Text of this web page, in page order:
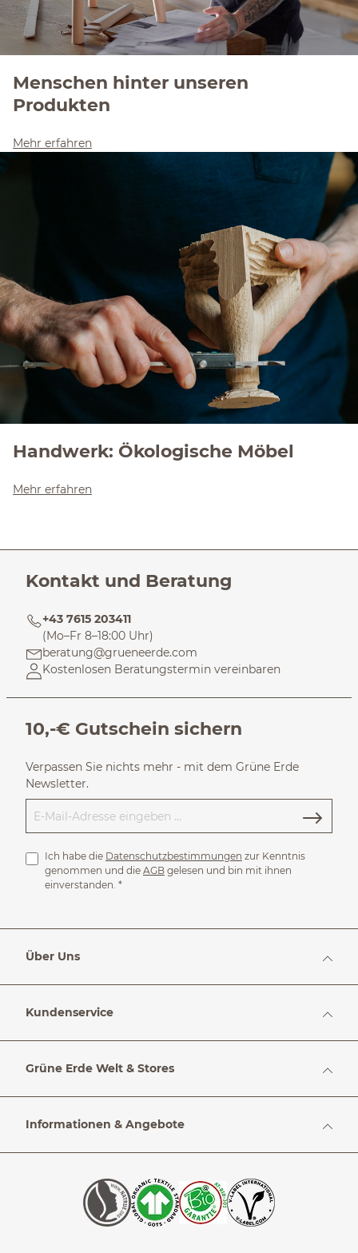
Menschen hinter unseren
Produkten
Mehr erfahren
Handwerk: Ökologische Möbel
Mehr erfahren
Kontakt und Beratung
+43 7615 203411
(Mo–Fr 8–18:00 Uhr)
beratung@grueneerde.com
Kostenlosen Beratungstermin vereinbaren
10,-€ Gutschein sichern
Verpassen Sie nichts mehr - mit dem Grüne Erde
Newsletter.
Ich habe die Datenschutzbestimmungen zur Kenntnis
genommen und die AGB gelesen und bin mit ihnen
einverstanden. *
Über Uns
Kundenservice
Grüne Erde Welt & Stores
Informationen & Angebote